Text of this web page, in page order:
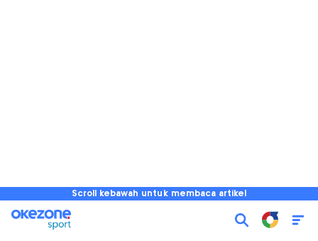
Scroll kebawah untuk membaca artikel